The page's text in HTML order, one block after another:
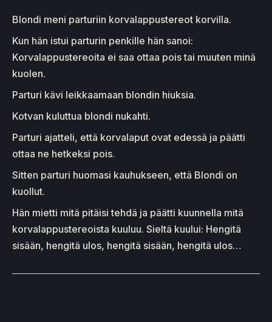
Blondi meni parturiin korvalappustereot korvilla.
Kun hän istui parturin penkille hän sanoi:
Korvalappustereoita ei saa ottaa pois tai muuten minä
kuolen.
Parturi kävi leikkaamaan blondin hiuksia.
Kotvan kuluttua blondi nukahti.
Parturi ajatteli, että korvalaput ovat edessä ja päätti
ottaa ne hetkeksi pois.
Sitten parturi huomasi kauhukseen, että Blondi on
kuollut.
Hän mietti mitä pitäisi tehdä ja päätti kuunnella mitä
korvalappustereoista kuuluu. Sieltä kuului: Hengitä
sisään, hengitä ulos, hengitä sisään, hengitä ulos…